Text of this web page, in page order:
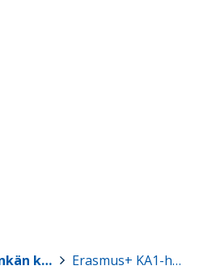
Jynkän koulu > Erasmus+ KA1-hanke